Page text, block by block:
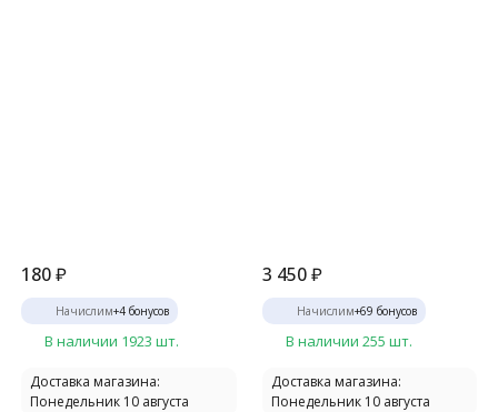
180₽
Начислим+4 бонусов
В наличии 1923 шт.
Доставка магазина:
Понедельник 10 августа
3 450 ₽
Начислим+69 бонусов
В наличии 255 шт.
Доставка магазина:
Понедельник 10 августа